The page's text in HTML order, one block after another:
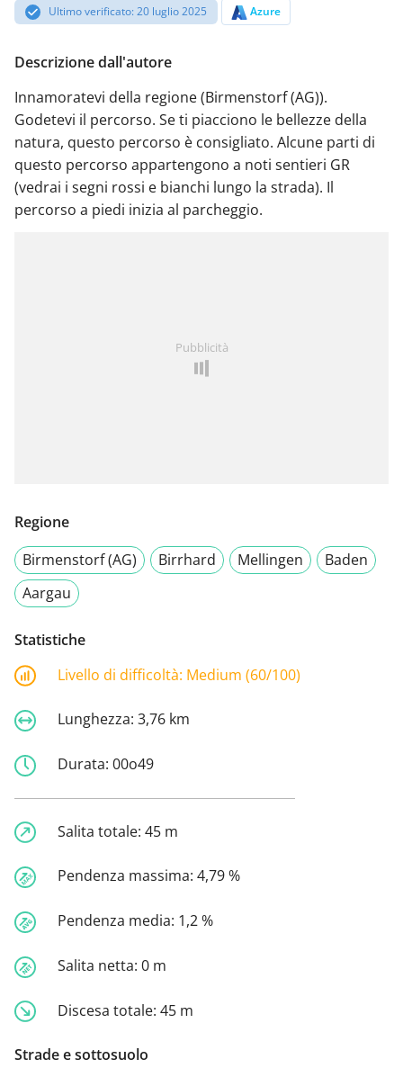
Ultimo verificato: 20 luglio 2025 Azure
Descrizione dall'autore
Innamoratevi della regione (Birmenstorf (AG)).
Godetevi il percorso. Se ti piacciono le bellezze della
natura, questo percorso è consigliato. Alcune parti di
questo percorso appartengono a noti sentieri GR
(vedrai i segni rossi e bianchi lungo la strada). Il
percorso a piedi inizia al parcheggio.
Pubblicità
Regione
Birmenstorf (AG)
Birrhard Mellingen
Baden
Aargau
Statistiche
Livello di difficoltà: Medium (60/100)
Lunghezza: 3,76 km
Durata: 00o49
Salita totale: 45 m
Pendenza massima: 4,79 %
Pendenza media: 1,2 %
Salita netta: 0 m
Discesa totale: 45 m
Strade e sottosuolo